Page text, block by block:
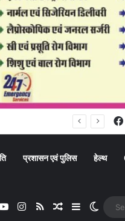
प्रशासन एवं पुलिस हेल्थ
YouTubeInstagram
RSS Random
Sidebar